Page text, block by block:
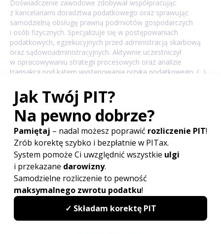
Doświadczenie zawodowe zdobywał współpracując
z kancelariami doradztwa podatkowego oraz sprawując
samodzielną obsługę prawną podmiotów gospodarczych
i osób fizycznych. Specjalizuje się w postępowaniach
podatkowych, egzekucyjnych przed administracją skarbową
oraz sądowoadministracyjnych. Aktywnie uczestniczył
w opracowywaniu strategii procesowych oraz analizie
transakcji pod kątem występowania ryzyka podatkowego. (...)
więcej...
Poradnik
PIT - podstawowe informacje
Ulgi i odliczenia
Etat, zlecenie i dzieło
Działalność gospodarcza
ZUS i ubezpieczenia